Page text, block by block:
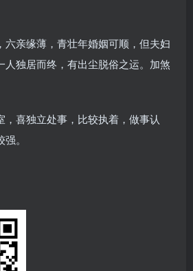
亲缘薄，青壮年婚姻可顺，但夫妇
人独居而终，有出尘脱俗之运。加煞
喜独立处事，比较执着，做事认
。